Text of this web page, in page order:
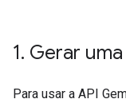
1. Gerar
Para usar a API